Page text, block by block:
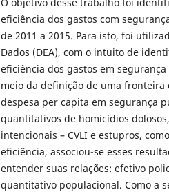
eficiência dos gastos com
de 2011 a 2015. Para isto, foi
Dados (DEA), com o intuito de
eficiência dos gastos em
meio da definição de uma
despesa per capita em segurança
quantitativos de homicídios
intencionais – CVLI e estupros,
eficiência, associou-se esses
entender suas relações: efetivo
quantitativo populacional. Como a